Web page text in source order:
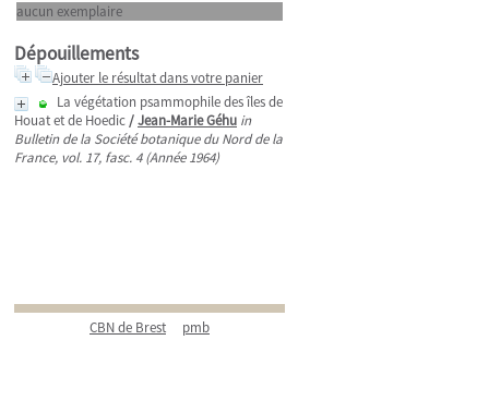
aucun exemplaire
Dépouillements
Ajouter le résultat dans votre panier
La végétation psammophile des îles de
Houat et de Hoedic/Jean-Marie Géhu in
Bulletin de la Société botanique du Nord de la
France, vol. 17, fasc. 4 (Année 1964)
CBN de Brest pmb